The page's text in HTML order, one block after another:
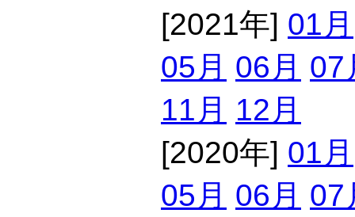
[2021年] 01月
05月 06月 07
11月 12月
[2020年] 01月
05月 06月 07